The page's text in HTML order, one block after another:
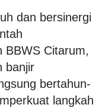
dan bersinergi
BBWS Citarum,
banjir
bertahun-
langkah